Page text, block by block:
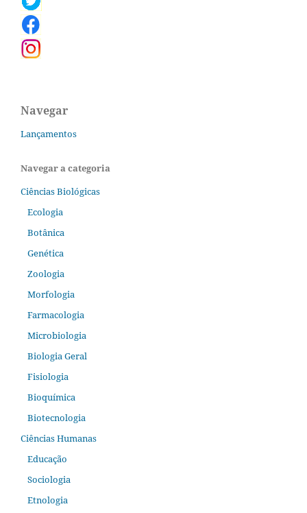
Navegar
Lançamentos
Navegar a categoria
Ciências Biológicas
Ecologia
Botânica
Genética
Zoologia
Morfologia
Farmacologia
Microbiologia
Biologia Geral
Fisiologia
Bioquímica
Biotecnologia
Ciências Humanas
Educação
Sociologia
Etnologia